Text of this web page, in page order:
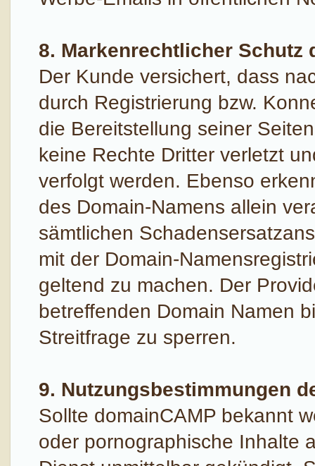
8. Markenrechtlicher Schutz
Der Kunde versichert, dass
durch Registrierung bzw.
die Bereitstellung seiner
keine Rechte Dritter verletzt
verfolgt werden. Ebenso
des Domain-Namens allein
sämtlichen
mit der Domain-
geltend zu machen. Der
betreffenden Domain Namen
Streitfrage zu sperren.
9. Nutzungsbestimmungen
Sollte domainCAMP bekannt
oder pornographische Inhalte